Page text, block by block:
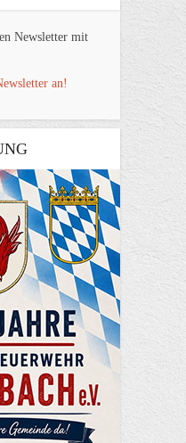
Newsletter mit
an!